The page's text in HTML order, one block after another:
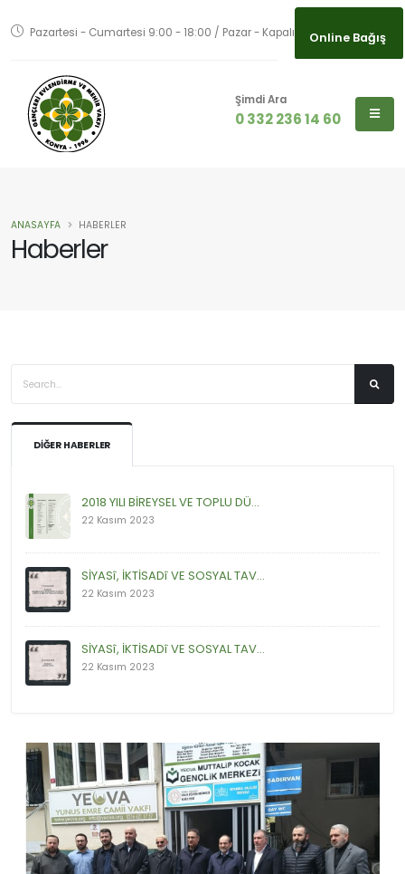
Pazartesi - Cumartesi 9:00 - 18:00 / Pazar - Kapalı Online Bağış
Şimdi Ara
0 332 236 14 60
Haberler
ANASAYFA HABERLER
DIĞER HABERLER
2018 YILI BİREYSEL VE TOPLU DÜ...
22 Kasım 2023
SİYASî, İKTİSADî VE SOSYAL TAV...
22 Kasım 2023
SİYASî, İKTİSADî VE SOSYAL TAV...
22 Kasım 2023